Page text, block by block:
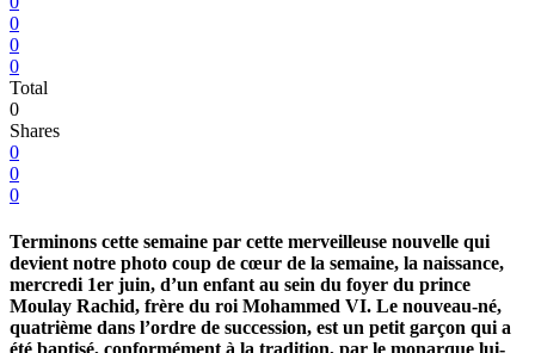
0
0
0
Total
0
Shares
0
0
0
Terminons cette semaine par cette merveilleuse nouvelle qui
devient notre photo coup de cœur de la semaine, la naissance,
mercredi 1er juin, d’un enfant au sein du foyer du prince
Moulay Rachid, frère du roi Mohammed VI. Le nouveau-né,
quatrième dans l’ordre de succession, est un petit garçon qui a
été baptisé, conformément à la tradition, par le monarque lui-